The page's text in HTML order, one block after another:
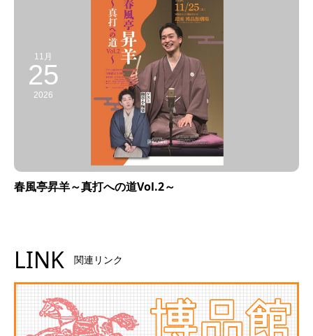
11月
25
2026
春風亭昇羊～真打への道Vol.2～
LINK 関連リンク